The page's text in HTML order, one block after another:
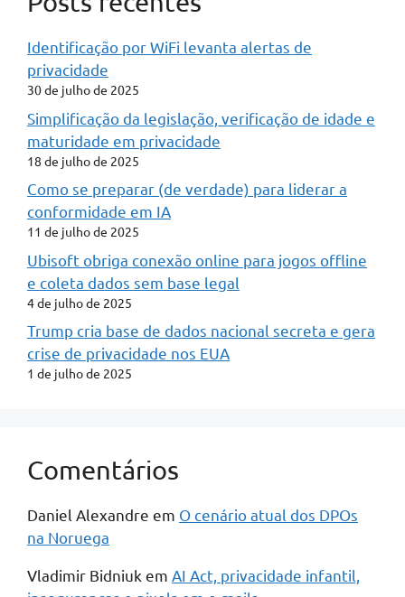
Identificação por WiFi levanta alertas de
privacidade
30 de julho de 2025
Simplificação da legislação, verificação de idade e
maturidade em privacidade
18 de julho de 2025
Como se preparar (de verdade) para liderar a
conformidade em IA
11 de julho de 2025
Ubisoft obriga conexão online para jogos offline
e coleta dados sem base legal
4 de julho de 2025
Trump cria base de dados nacional secreta e gera
crise de privacidade nos EUA
1 de julho de 2025
Comentários
Daniel Alexandre em O cenário atual dos DPOs
na Noruega
Vladimir Bidniuk em AI Act, privacidade infantil,